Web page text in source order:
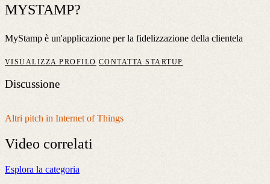
MYSTAMP?
MyStamp è un'applicazione per la fidelizzazione della clientela
VISUALIZZA PROFILO CONTATTA STARTUP
Discussione
Altri pitch in Internet of Things
Video correlati
Esplora la categoria